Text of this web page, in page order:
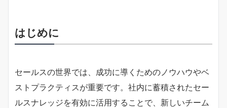
はじめに
セールスの世界では、成功に導くためのノウハウやベ
ストプラクティスが重要です。社内に蓄積されたセー
ルスナレッジを有効に活用することで、新しいチーム